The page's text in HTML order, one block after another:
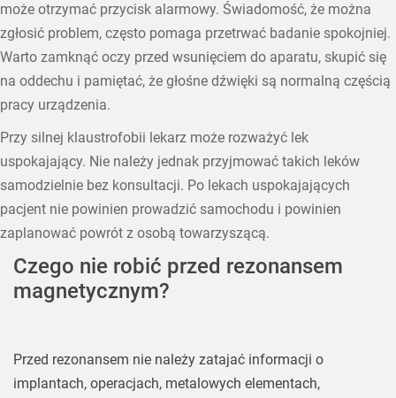
może otrzymać przycisk alarmowy. Świadomość, że można
zgłosić problem, często pomaga przetrwać badanie spokojniej.
Warto zamknąć oczy przed wsunięciem do aparatu, skupić się
na oddechu i pamiętać, że głośne dźwięki są normalną częścią
pracy urządzenia.
Przy silnej klaustrofobii lekarz może rozważyć lek
uspokajający. Nie należy jednak przyjmować takich leków
samodzielnie bez konsultacji. Po lekach uspokajających
pacjent nie powinien prowadzić samochodu i powinien
zaplanować powrót z osobą towarzyszącą.
Czego nie robić przed rezonansem
magnetycznym?
Przed rezonansem nie należy zatajać informacji o
implantach, operacjach, metalowych elementach,